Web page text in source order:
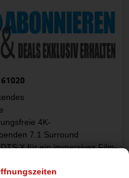
4K-
7.1 Surround
für ein immersives Film-